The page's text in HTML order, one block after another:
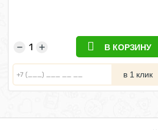
+
− В КОРЗИНУ
в 1 клик